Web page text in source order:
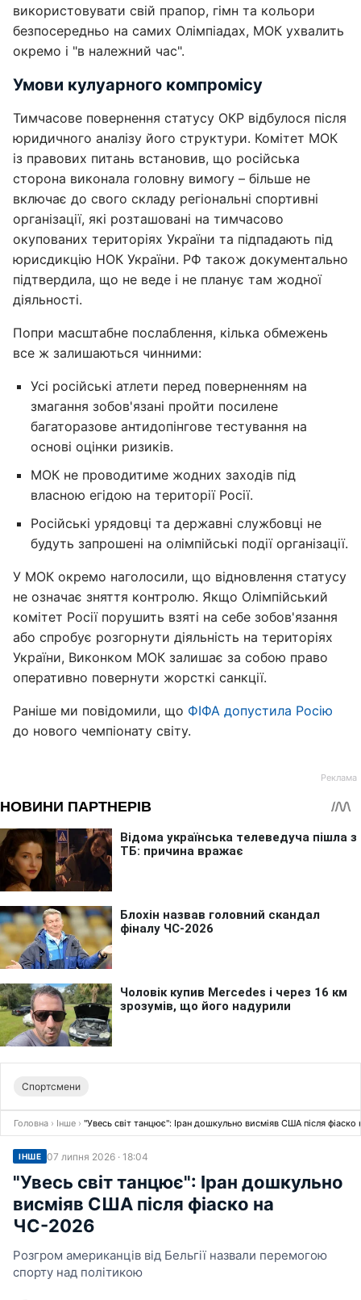
використовувати свій прапор, гімн та кольори
безпосередньо на самих Олімпіадах, МОК ухвалить
окремо і "в належний час".
Умови кулуарного компромісу
Тимчасове повернення статусу ОКР відбулося після
юридичного аналізу його структури. Комітет МОК
із правових питань встановив, що російська
сторона виконала головну вимогу – більше не
включає до свого складу регіональні спортивні
організації, які розташовані на тимчасово
окупованих територіях України та підпадають під
юрисдикцію НОК України. РФ також документально
підтвердила, що не веде і не планує там жодної
діяльності.
Попри масштабне послаблення, кілька обмежень
все ж залишаються чинними:
Усі російські атлети перед поверненням на
змагання зобов'язані пройти посилене
багаторазове антидопінгове тестування на
основі оцінки ризиків.
МОК не проводитиме жодних заходів під
власною егідою на території Росії.
Російські урядовці та державні службовці не
будуть запрошені на олімпійські події організації.
У МОК окремо наголосили, що відновлення статусу
не означає зняття контролю. Якщо Олімпійський
комітет Росії порушить взяті на себе зобов'язання
або спробує розгорнути діяльність на територіях
України, Виконком МОК залишає за собою право
оперативно повернути жорсткі санкції.
Раніше ми повідомили, що ФІФА допустила Росію
до нового чемпіонату світу.
Спортсмени
Головна › Інше › "Увесь світ танцює": Іран дошкульно висміяв США після
ІНШЕ 07 липня 2026 · 18:04
"Увесь світ танцює": Іран дошкульно
висміяв США після фіаско на
ЧС-2026
Розгром американців від Бельгії назвали перемогою
спорту над політикою